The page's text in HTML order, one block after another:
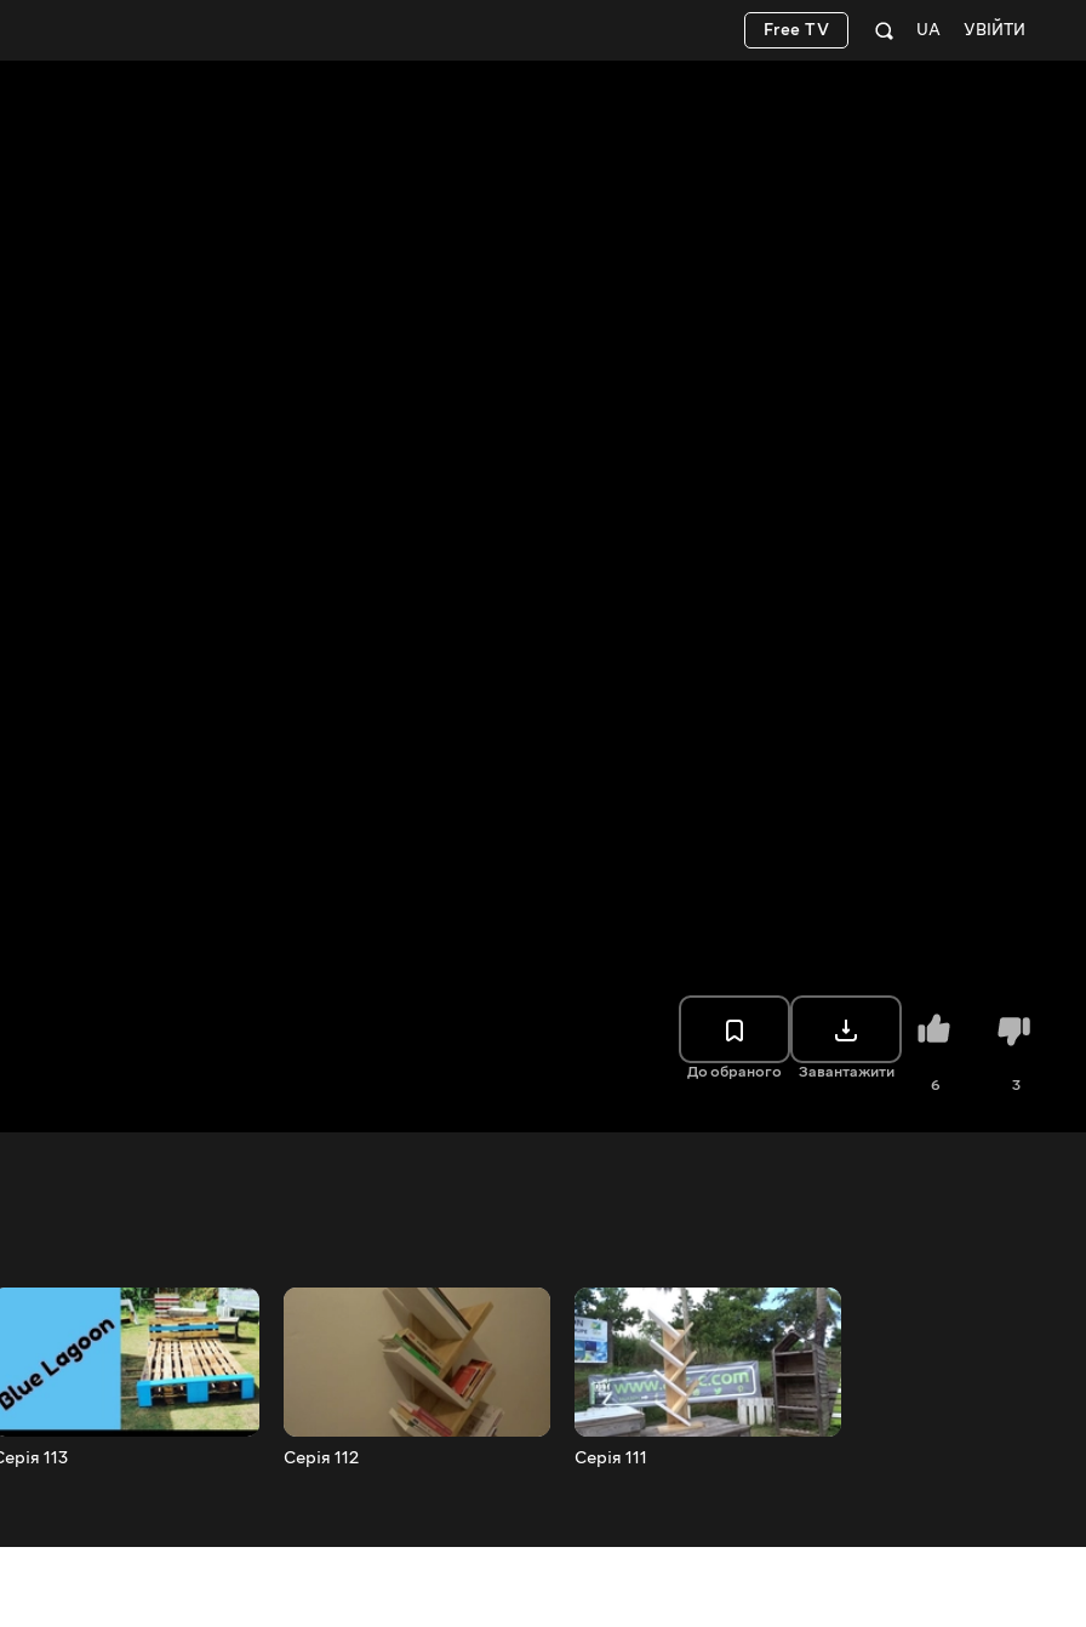
УВІЙТИ
UA
Free TV
До обраного Завантажити
6 3
113 Серія 112 Серія 111